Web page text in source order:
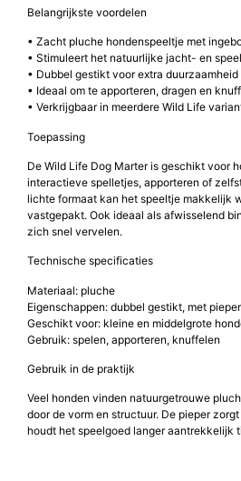
Belangrijkste voordelen
• Zacht pluche hondenspeeltje met
• Stimuleert het natuurlijke jacht- en
• Dubbel gestikt voor extra duurzaamheid
• Ideaal om te apporteren, dragen en
• Verkrijgbaar in meerdere Wild Life
Toepassing
De Wild Life Dog Marter is geschikt voor
interactieve spelletjes, apporteren of
lichte formaat kan het speeltje makkelijk
vastgepakt. Ook ideaal als afwisselend
zich snel vervelen.
Technische specificaties
Materiaal: pluche
Eigenschappen: dubbel gestikt, met pieper
Geschikt voor: kleine en middelgrote
Gebruik: spelen, apporteren, knuffelen
Gebruik in de praktijk
Veel honden vinden natuurgetrouwe
door de vorm en structuur. De pieper
houdt het speelgoed langer aantrekkelijk